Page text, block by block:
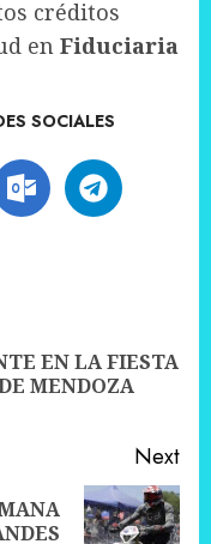
créditos
en Fiduciaria
SOCIALES
EN LA FIESTA
MENDOZA
Next